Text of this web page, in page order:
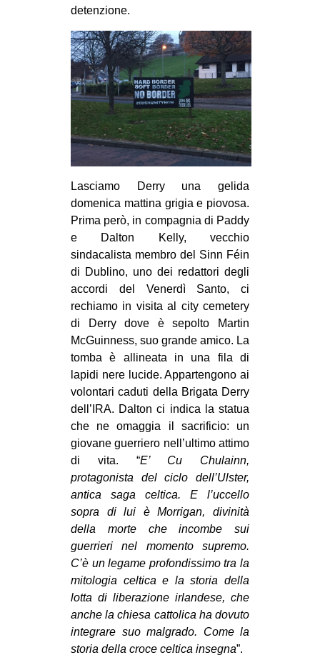
detenzione.
Lasciamo Derry una gelida
domenica mattina grigia e piovosa.
Prima però, in compagnia di Paddy
e Dalton Kelly, vecchio
sindacalista membro del Sinn Féin
di Dublino, uno dei redattori degli
accordi del Venerdì Santo, ci
rechiamo in visita al city cemetery
di Derry dove è sepolto Martin
McGuinness, suo grande amico. La
tomba è allineata in una fila di
lapidi nere lucide. Appartengono ai
volontari caduti della Brigata Derry
dell’IRA. Dalton ci indica la statua
che ne omaggia il sacrificio: un
giovane guerriero nell’ultimo attimo
di vita. “E’ Cu Chulainn,
protagonista del ciclo dell’Ulster,
antica saga celtica. E l’uccello
sopra di lui è Morrigan, divinità
della morte che incombe sui
guerrieri nel momento supremo.
C’è un legame profondissimo tra la
mitologia celtica e la storia della
lotta di liberazione irlandese, che
anche la chiesa cattolica ha dovuto
integrare suo malgrado. Come la
storia della croce celtica insegna”.